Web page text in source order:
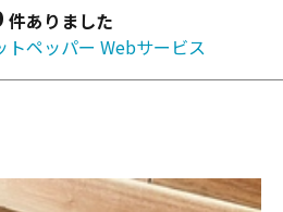
件ありました
トペッパー Webサービス